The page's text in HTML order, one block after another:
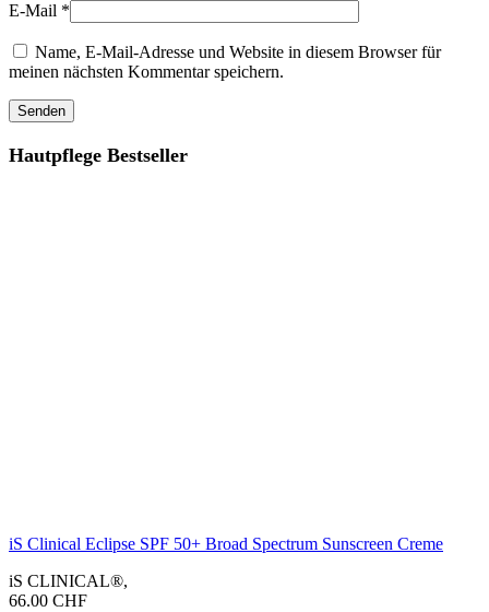
E-Mail *
Name, E-Mail-Adresse und Website in diesem Browser für
meinen nächsten Kommentar speichern.
Hautpflege Bestseller
iS Clinical Eclipse SPF 50+ Broad Spectrum Sunscreen Creme
iS CLINICAL®,
66.00 CHF